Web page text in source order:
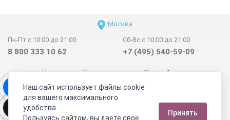
Москва
Пн-Пт с 10:00 до 21:00
8 800 333 10 62
Сб-Вс с 10:00 до 21:00
+7 (495) 540-59-09
Новинки Поставщикам
Личный счет
Договор-оферта
О нас
Наши магазины
Отзывы покупателей
Сертификаты
Статьи
Обратная связь
Видео о камнях СОУТ Телеграм
Наш сайт использует файлы cookie
для вашего максимального
удобства.
Пользуясь сайтом, вы даете свое
Принять